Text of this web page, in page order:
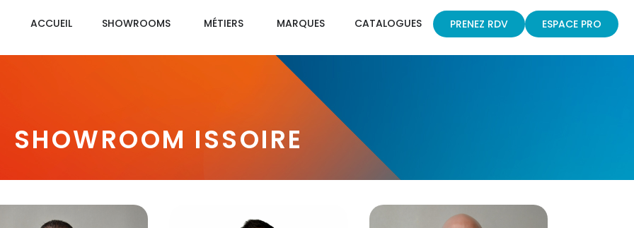
ACCUEIL SHOWROOMS MÉTIERS MARQUES CATALOGUES PRENEZ RDV ESPACE PRO
SHOWROOM ISSOIRE